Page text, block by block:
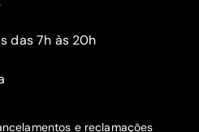
das 7h às 20h
e reclamações